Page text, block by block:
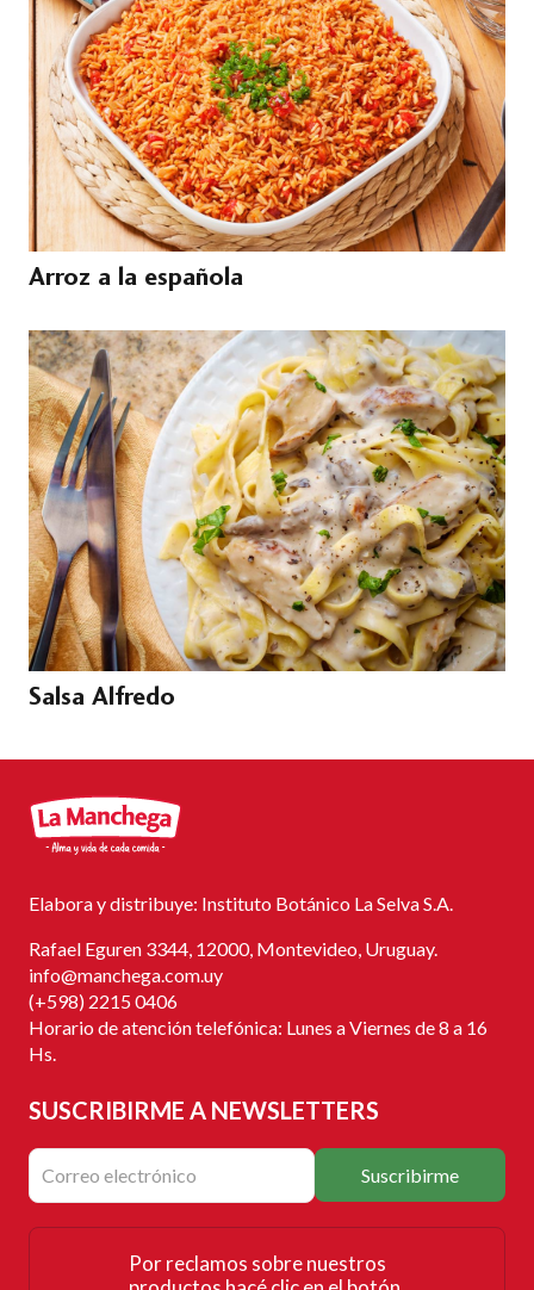
Arroz a la española
Salsa Alfredo
Elabora y distribuye: Instituto Botánico La Selva S.A.
Rafael Eguren 3344, 12000, Montevideo, Uruguay.
info@manchega.com.uy
(+598) 2215 0406
Horario de atención telefónica: Lunes a Viernes de 8 a 16
Hs.
SUSCRIBIRME A NEWSLETTERS
Suscribirme
Por reclamos sobre nuestros